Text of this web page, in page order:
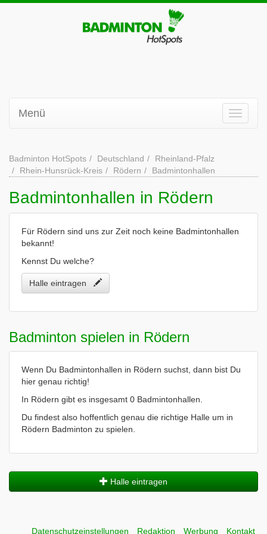
Menü
Badminton HotSpots Deutschland
Rheinland-Pfalz
Rhein-Hunsrück-Kreis
Rödern Badmintonhallen
Badmintonhallen in Rödern
Für Rödern sind uns zur Zeit noch keine Badmintonhallen
bekannt!
Kennst Du welche?
Halle eintragen
Badminton spielen in Rödern
Wenn Du Badmintonhallen in Rödern suchst, dann bist Du
hier genau richtig!
In Rödern gibt es insgesamt 0 Badmintonhallen.
Du findest also hoffentlich genau die richtige Halle um in
Rödern Badminton zu spielen.
Halle eintragen
Datenschutzeinstellungen Redaktion Werbung Kontakt